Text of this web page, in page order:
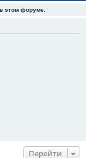
этом форуме.
Перейти